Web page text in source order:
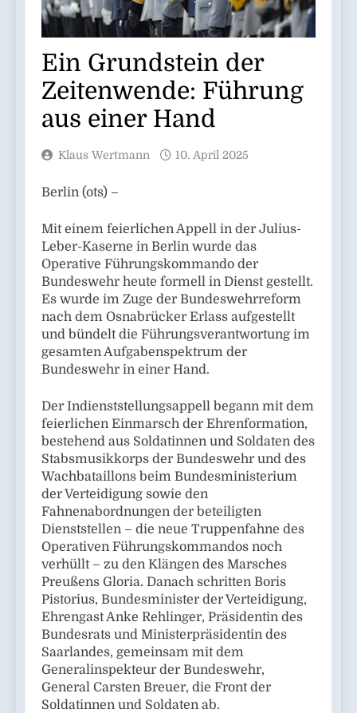
Ein Grundstein der
Zeitenwende: Führung
aus einer Hand
Klaus Wertmann 10. April 2025
Berlin (ots) –
Mit einem feierlichen Appell in der Julius-
Leber-Kaserne in Berlin wurde das
Operative Führungskommando der
Bundeswehr heute formell in Dienst gestellt.
Es wurde im Zuge der Bundeswehrreform
nach dem Osnabrücker Erlass aufgestellt
und bündelt die Führungsverantwortung im
gesamten Aufgabenspektrum der
Bundeswehr in einer Hand.
Der Indienststellungsappell begann mit dem
feierlichen Einmarsch der Ehrenformation,
bestehend aus Soldatinnen und Soldaten des
Stabsmusikkorps der Bundeswehr und des
Wachbataillons beim Bundesministerium
der Verteidigung sowie den
Fahnenabordnungen der beteiligten
Dienststellen – die neue Truppenfahne des
Operativen Führungskommandos noch
verhüllt – zu den Klängen des Marsches
Preußens Gloria. Danach schritten Boris
Pistorius, Bundesminister der Verteidigung,
Ehrengast Anke Rehlinger, Präsidentin des
Bundesrats und Ministerpräsidentin des
Saarlandes, gemeinsam mit dem
Generalinspekteur der Bundeswehr,
General Carsten Breuer, die Front der
Soldatinnen und Soldaten ab.